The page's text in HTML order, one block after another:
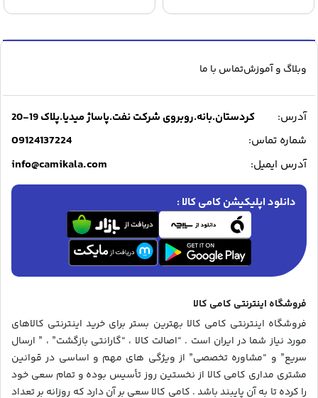
وبلاگ و آموزشتماس با ما
آدرس:
کردستان.بانه.روبروی شرکت نفت.پاساژ میدیا.پلاک 19-20
شماره تماس:
09124137224
آدرس ایمیل: info@camikala.com
دانلود اپلیکیشن کامی کالا :
فروشگاه اینترنتی کامی کالا
فروشگاه اینترنتی کامی کالا بهترین بستر برای خرید اینترنتی کالاهای
مورد نیاز شما در ایران است . “اصالت کالا ، “گارانتی بازگشت” ، ” ارسال
سریع” و “مشاوره تخصصی” از ویژگی های مهم و اساسی در قوانین
مشتری مداری کامی کالا از نخستین روز تأسیس بوده و تمام سعی خود
را کرده تا به آن پایبند باشد . کامی کالا سعی بر آن دارد که روزانه بر تعداد